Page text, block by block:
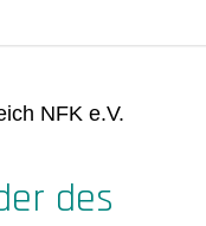
NFK e.V.
des